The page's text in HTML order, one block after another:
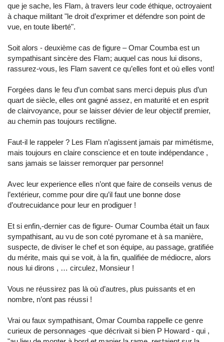
que je sache, les Flam, à travers leur code éthique, octroyaient
à chaque militant "le droit d’exprimer et défendre son point de
vue, en toute liberté".
Soit alors - deuxième cas de figure – Omar Coumba est un
sympathisant sincère des Flam; auquel cas nous lui disons,
rassurez-vous, les Flam savent ce qu’elles font et où elles vont!
Forgées dans le feu d’un combat sans merci depuis plus d’un
quart de siècle, elles ont gagné assez, en maturité et en esprit
de clairvoyance, pour se laisser dévier de leur objectif premier,
au chemin pas toujours rectiligne.
Faut-il le rappeler ? Les Flam n’agissent jamais par mimétisme,
mais toujours en claire conscience et en toute indépendance ,
sans jamais se laisser remorquer par personne!
Avec leur experience elles n’ont que faire de conseils venus de
l’extérieur, comme pour dire qu’il faut une bonne dose
d’outrecuidance pour leur en prodiguer !
Et si enfin,-dernier cas de figure- Oumar Coumba était un faux
sympathisant, au vu de son coté pyromane et à sa manière,
suspecte, de diviser le chef et son équipe, au passage, gratifiée
du mérite, mais qui se voit, à la fin, qualifiée de médiocre, alors
nous lui dirons , … circulez, Monsieur !
Vous ne réussirez pas là où d’autres, plus puissants et en
nombre, n’ont pas réussi !
Vrai ou faux sympathisant, Omar Coumba rappelle ce genre
curieux de personnages -que décrivait si bien P Howard - qui ,